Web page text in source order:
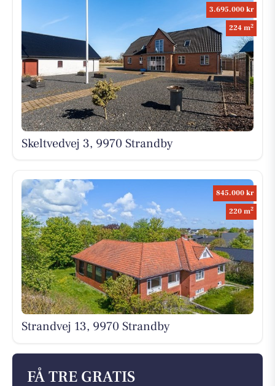
3.695.000 kr
224 m2
Skeltvedvej 3, 9970 Strandby
845.000 kr
220 m2
Strandvej 13, 9970 Strandby
FÅ TRE GRATIS